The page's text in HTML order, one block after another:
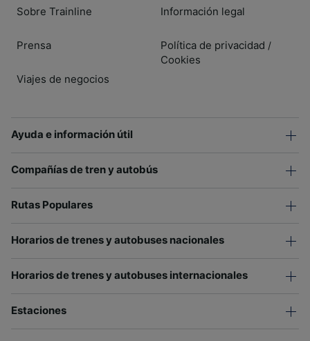
Sobre Trainline
Prensa
Viajes de negocios
Información legal
Política de privacidad /
Cookies
Ayuda e información útil
Compañías de tren y autobús
Rutas Populares
Horarios de trenes y autobuses nacionales
Horarios de trenes y autobuses internacionales
Estaciones